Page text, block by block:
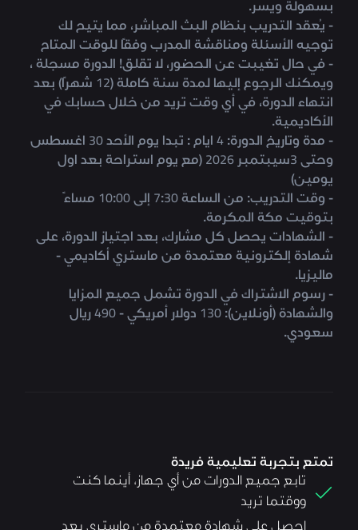
بسهولة ويسر.
- يُعقد التدريب بنظام البث المباشر، مما يتيح لك
توجيه الأسئلة ومناقشة المدرب وفقًا للوقت المتاح
- في حال تغيبت عن الحضور، لا تقلق! الدورة مسجلة ،
ويمكنك الرجوع إليها لمدة سنة كاملة (12 شهرًا) بعد
انتهاء الدورة، في أي وقت تريد من خلال حسابك في
الأكاديمية.
- مدة وتاريخ الدورة: 4 ايام : تبدا يوم الأحد 30 اغسطس
وحتى 3سيبتمبر 2026 (مع يوم استراحة بعد اول
يومين)
- وقت التدريب: من الساعة 7:30 إلى 10:00 مساءً
بتوقيت مكة المكرمة.
- الشهادات يحصل كل مشارك، بعد اجتياز الدورة، على
شهادة إلكترونية معتمدة من ماستري أكاديمي -
ماليزيا.
- رسوم الاشتراك في الدورة تشمل جميع المزايا
والشهادة (أونلاين): 130 دولار أمريكي - 490 ريال
سعودي.
تمتع بتجربة تعليمية فريدة
تابع جميع الدورات من أي جهاز، أينما كنت
ووقتما تريد